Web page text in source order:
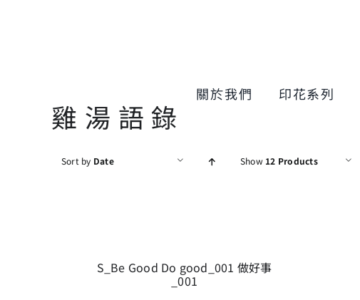
關於我們 印花系列
雞湯語錄
Sort by Date Show 12 Products
S_Be Good Do good_001 做好事
_001